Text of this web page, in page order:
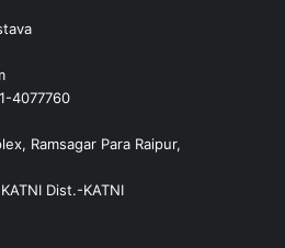
4077760
Ramsagar Para Raipur,
Dist.-KATNI